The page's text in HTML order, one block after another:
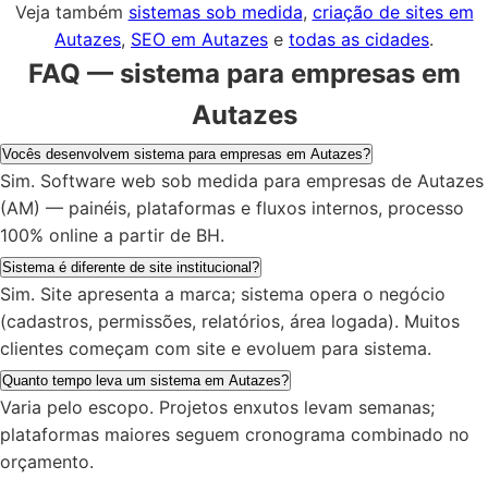
Veja também sistemas sob medida, criação de sites em
Autazes, SEO em Autazes e todas as cidades.
FAQ — sistema para empresas em
Autazes
Vocês desenvolvem sistema para empresas em Autazes?
Sim. Software web sob medida para empresas de Autazes
(AM) — painéis, plataformas e fluxos internos, processo
100% online a partir de BH.
Sistema é diferente de site institucional?
Sim. Site apresenta a marca; sistema opera o negócio
(cadastros, permissões, relatórios, área logada). Muitos
clientes começam com site e evoluem para sistema.
Quanto tempo leva um sistema em Autazes?
Varia pelo escopo. Projetos enxutos levam semanas;
plataformas maiores seguem cronograma combinado no
orçamento.